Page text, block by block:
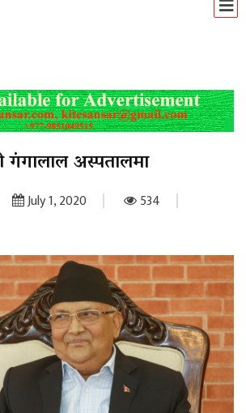
गंगालाल अस्पतालमा
July 1, 2020
534